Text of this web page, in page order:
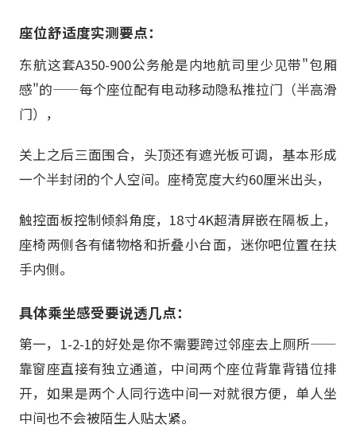
座位舒适度实测要点：
东航这套A350-900公务舱是内地航司里少见带"包厢
感"的——每个座位配有电动移动隐私推拉门（半高滑
门），
关上之后三面围合，头顶还有遮光板可调，基本形成
一个半封闭的个人空间。座椅宽度大约60厘米出头，
触控面板控制倾斜角度，18寸4K超清屏嵌在隔板上，
座椅两侧各有储物格和折叠小台面，迷你吧位置在扶
手内侧。
具体乘坐感受要说透几点：
第一，1-2-1的好处是你不需要跨过邻座去上厕所——
靠窗座直接有独立通道，中间两个座位背靠背错位排
开，如果是两个人同行选中间一对就很方便，单人坐
中间也不会被陌生人贴太紧。